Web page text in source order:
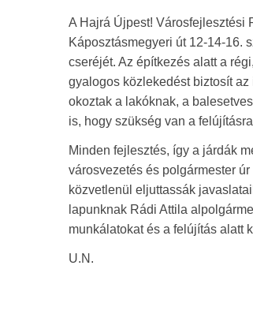
A Hajrá Újpest! Városfejlesztési
Káposztásmegyeri út 12-14-16.
cseréjét. Az építkezés alatt a
gyalogos közlekedést biztosít
okoztak a lakóknak, a
is, hogy szükség van a
Minden fejlesztés, így a járdák
városvezetés és polgármester
közvetlenül eljuttassák
lapunknak Rádi Attila
munkálatokat és a felújítás alatt
U.N.